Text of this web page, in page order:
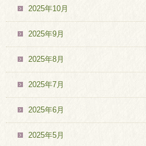
2025年10月
2025年9月
2025年8月
2025年7月
2025年6月
2025年5月